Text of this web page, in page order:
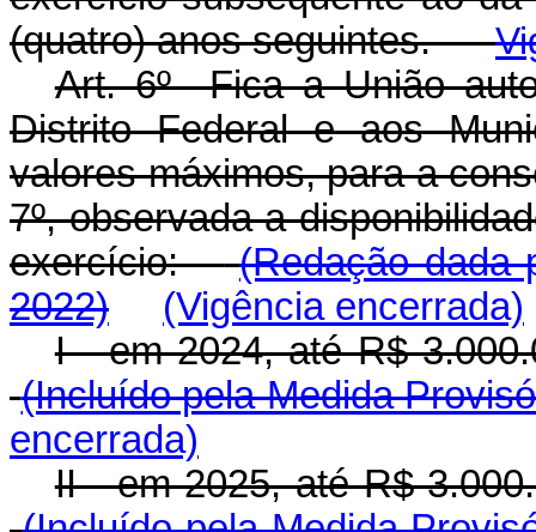
(quatro) anos seguintes.
Art. 6º Fica a União
Distrito Federal e aos
valores máximos, para a
7º, observada a
exercício:
(Redação dada
2022)
(Vigência encerrada)
I - em 2024, até R$
(Incluído pela Medida
encerrada)
II - em 2025, até R$